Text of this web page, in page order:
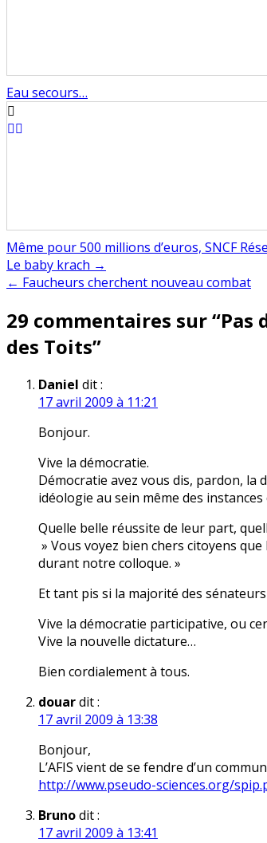
Eau secours…
Même pour 500 millions d’euros, SNCF
Navigation
de
l’article
Le baby krach →
← Faucheurs cherchent nouveau combat
29 commentaires sur “Pas
des Toits”
Daniel dit :
17 avril 2009 à 11:21
Bonjour.
Vive la démocratie.
Démocratie avez vous dis, pardon, la
idéologie au sein même des
Quelle belle réussite de leur part,
» Vous voyez bien chers citoyens
durant notre colloque. »
Et tant pis si la majorité des
Vive la démocratie participative, ou
Vive la nouvelle dictature…
Bien cordialement à tous.
douardit :
17 avril 2009 à 13:38
Bonjour,
L’AFIS vient de se fendre d’un
http://www.pseudo-sciences.org/
Brunodit :
17 avril 2009 à 13:41